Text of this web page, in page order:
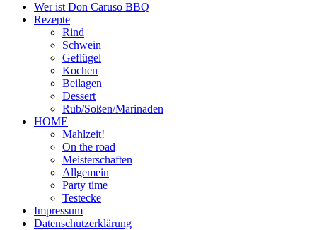
Wer ist Don Caruso BBQ
Rezepte
Rind
Schwein
Geflügel
Kochen
Beilagen
Dessert
Rub/Soßen/Marinaden
HOME
Mahlzeit!
On the road
Meisterschaften
Allgemein
Party time
Testecke
Impressum
Datenschutzerklärung